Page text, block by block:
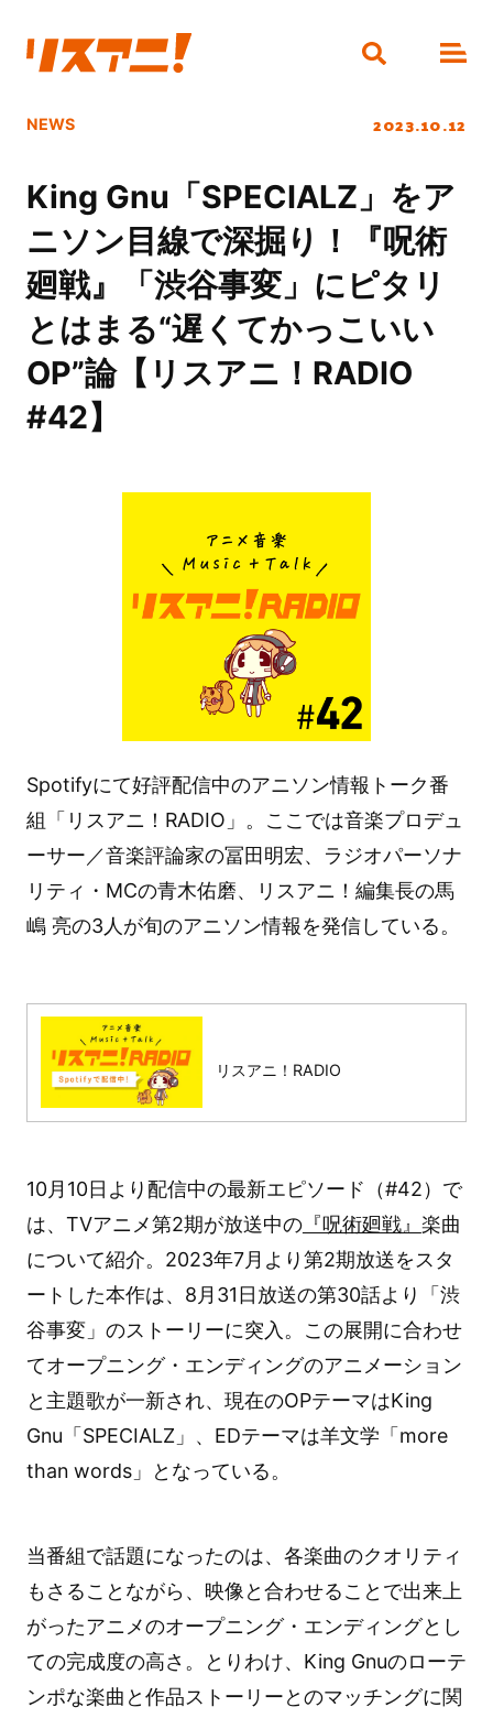
NEWS 2023.10.12
King Gnu「SPECIALZ」をア
ニソン目線で深掘り！『呪術
廻戦』「渋谷事変」にピタリ
とはまる“遅くてかっこいい
OP”論【リスアニ！RADIO
#42】
Spotifyにて好評配信中のアニソン情報トーク番
組「リスアニ！RADIO」。ここでは音楽プロデュ
ーサー／音楽評論家の冨田明宏、ラジオパーソナ
リティ・MCの青木佑磨、リスアニ！編集長の馬
嶋 亮の3人が旬のアニソン情報を発信している。
リスアニ！RADIO
10月10日より配信中の最新エピソード（#42）で
は、TVアニメ第2期が放送中の『呪術廻戦』 楽曲
について紹介。2023年7月より第2期放送をスタ
ートした本作は、8月31日放送の第30話より「渋
谷事変」のストーリーに突入。この展開に合わせ
てオープニング・エンディングのアニメーション
と主題歌が一新され、現在のOPテーマはKing
Gnu「SPECIALZ」、EDテーマは羊文学「more
than words」となっている。
当番組で話題になったのは、各楽曲のクオリティ
もさることながら、映像と合わせることで出来上
がったアニメのオープニング・エンディングとし
ての完成度の高さ。とりわけ、King Gnuのローテ
ンポな楽曲と作品ストーリーとのマッチングに関